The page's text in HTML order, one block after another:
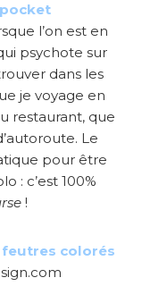
l’on est en
psychote sur
dans les
je voyage en
restaurant, que
Le
pour être
: c’est 100%
!
colorés